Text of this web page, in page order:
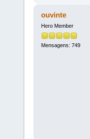
ouvinte
Hero Member
Mensagens: 749